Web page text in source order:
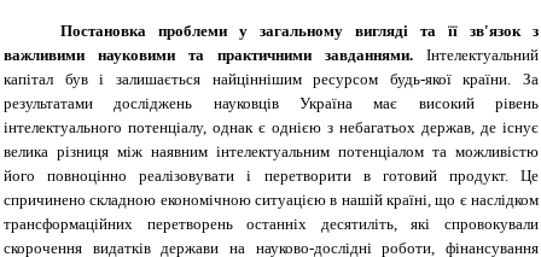
Постановка проблеми у загальному вигляді та її зв'язок з
важливими науковими та практичними завданнями. Інтелектуальний
капітал був і залишається найціннішим ресурсом будь-якої країни. За
результатами досліджень науковців Україна має високий рівень
інтелектуального потенціалу, однак є однією з небагатьох держав, де існує
велика різниця між наявним інтелектуальним потенціалом та можливістю
його повноцінно реалізовувати і перетворити в готовий продукт. Це
спричинено складною економічною ситуацією в нашій країні, що є наслідком
трансформаційних перетворень останніх десятиліть, які спровокували
скорочення видатків держави на науково-дослідні роботи, фінансування